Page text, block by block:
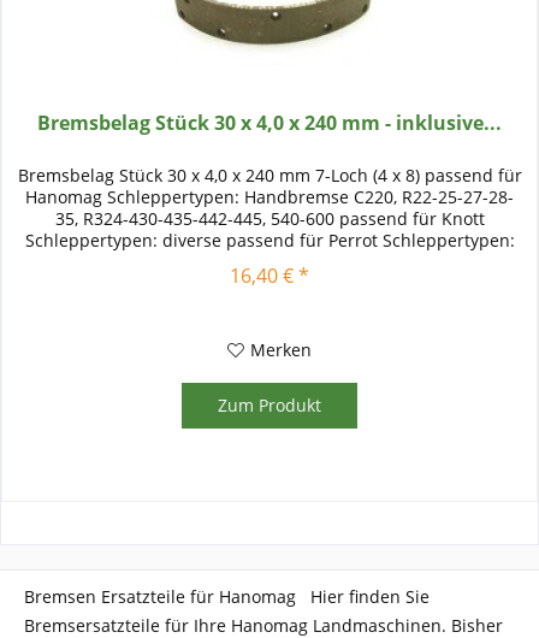
Bremsbelag Stück 30 x 4,0 x 240 mm - inklusive...
Bremsbelag Stück 30 x 4,0 x 240 mm 7-Loch (4 x 8) passend für
Hanomag Schleppertypen: Handbremse C220, R22-25-27-28-
35, R324-430-435-442-445, 540-600 passend für Knott
Schleppertypen: diverse passend für Perrot Schleppertypen:
diverse...
16,40 € *
Merken
Zum Produkt
Bremsen Ersatzteile für Hanomag Hier finden Sie
Bremsersatzteile für Ihre Hanomag Landmaschinen. Bisher